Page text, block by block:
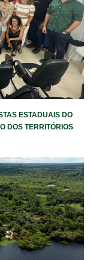
ESTADUAIS DO
DOS TERRITÓRIOS